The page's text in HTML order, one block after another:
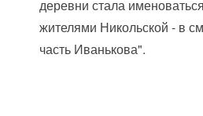
деревни стала
жителями Никольской - в
часть Иванькова".